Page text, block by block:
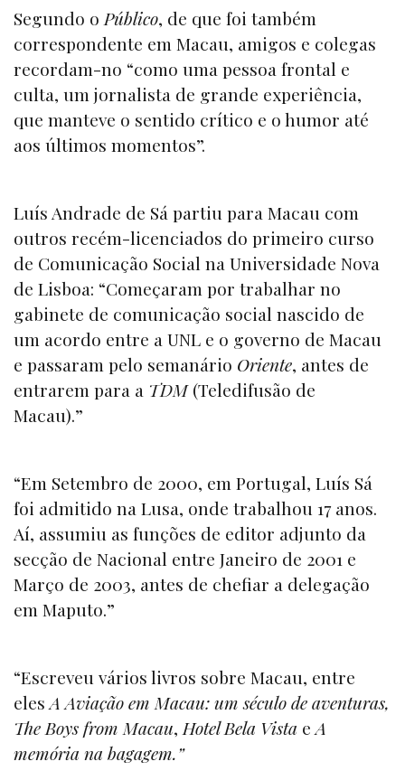
Segundo o Público, de que foi também
correspondente em Macau, amigos e colegas
recordam-no “como uma pessoa frontal e
culta, um jornalista de grande experiência,
que manteve o sentido crítico e o humor até
aos últimos momentos”.
Luís Andrade de Sá partiu para Macau com
outros recém-licenciados do primeiro curso
de Comunicação Social na Universidade Nova
de Lisboa: “Começaram por trabalhar no
gabinete de comunicação social nascido de
um acordo entre a UNL e o governo de Macau
e passaram pelo semanário Oriente, antes de
entrarem para a TDM(Teledifusão de
Macau).”
“Em Setembro de 2000, em Portugal, Luís Sá
foi admitido na Lusa, onde trabalhou 17 anos.
Aí, assumiu as funções de editor adjunto da
secção de Nacional entre Janeiro de 2001 e
Março de 2003, antes de chefiar a delegação
em Maputo.”
“Escreveu vários livros sobre Macau, entre
elesA Aviação em Macau: um século de aventuras,
The Boys from Macau,Hotel Bela Vista eA
memória na bagagem.”